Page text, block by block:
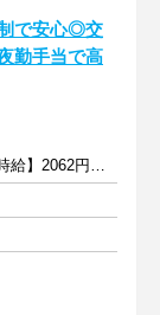
で安心◎交
勤手当で高
【通常時給】1650円～【夜勤時給】2062円～ ＋交通費